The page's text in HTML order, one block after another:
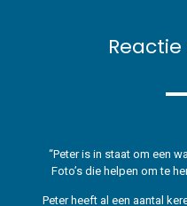
Peter heeft al een aantal
die ik mocht
Ik ben een groot
eigen ervaring weet hoe